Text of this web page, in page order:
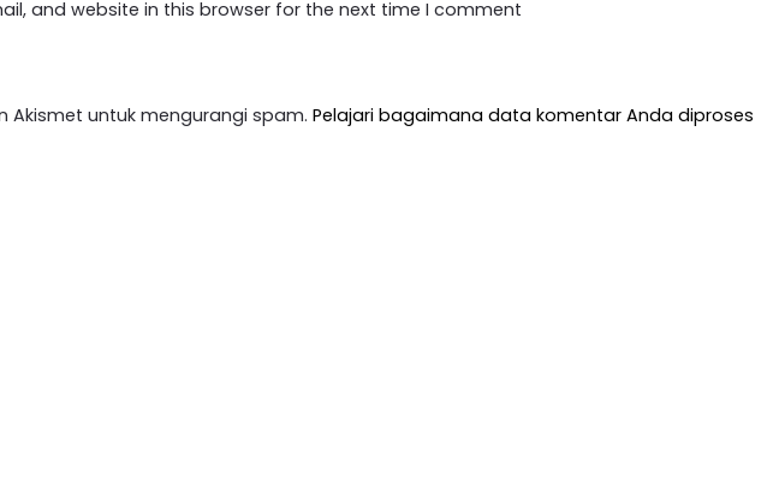
and website in this browser for the next time I comment
Akismet untuk mengurangi spam. Pelajari bagaimana data komentar Anda diproses